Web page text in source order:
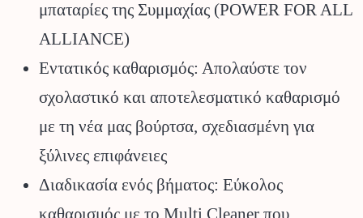
μπαταρίες της Συμμαχίας (POWER FOR ALL
ALLIANCE)
Εντατικός καθαρισμός: Απολαύστε τον
σχολαστικό και αποτελεσματικό καθαρισμό
με τη νέα μας βούρτσα, σχεδιασμένη για
ξύλινες επιφάνειες
Διαδικασία ενός βήματος: Εύκολος
καθαρισμός με το Multi Cleaner που